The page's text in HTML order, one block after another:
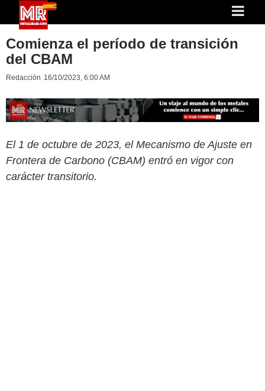
Comienza el período de transición
del CBAM
Redacción 16/10/2023, 6:00 AM
El 1 de octubre de 2023, el Mecanismo de Ajuste en
Frontera de Carbono (CBAM) entró en vigor con
carácter transitorio.